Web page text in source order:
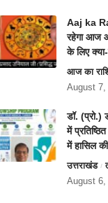
Aaj ka
रहेगा आज
के लिए
आज का
August 7,
डॉ. (प्रो.)
में
में हासिल
उत्तराखंड
August 6,